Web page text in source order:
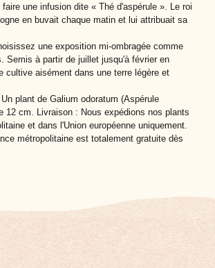
une infusion dite « Thé d'aspérule ». Le roi
en buvait chaque matin et lui attribuait sa
une exposition mi-ombragée comme
Semis à partir de juillet jusqu'à février en
cultive aisément dans une terre légère et
plant de Galium odoratum (Aspérule
12 cm. Livraison : Nous expédions nos plants
et dans l'Union européenne uniquement.
métropolitaine est totalement gratuite dès